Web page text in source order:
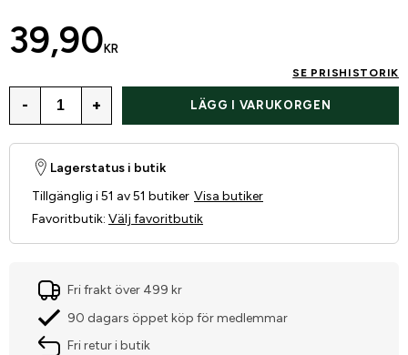
39,90 KR
SE PRISHISTORIK
- + LÄGG I VARUKORGEN
Lagerstatus i butik
Tillgänglig i 51 av 51 butiker Visa butiker
Favoritbutik: Välj favoritbutik
Fri frakt över 499 kr
90 dagars öppet köp för medlemmar
Fri retur i butik